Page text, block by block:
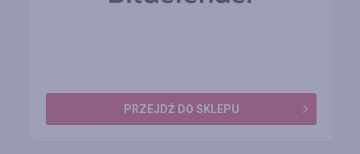
PRZEJDŹ DO SKLEPU